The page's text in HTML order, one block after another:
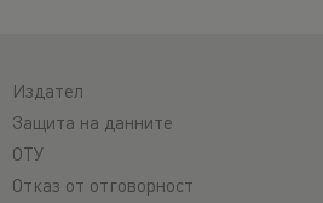
Издател
Защита на данните
ОТУ
Отказ от отговорност